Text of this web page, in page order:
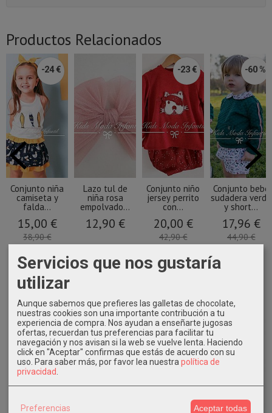
Productos Relacionados
-24 €
Conjunto niña
camiseta y
falda...
15,00 €
38,90 €
Lazo tul de
niña rosa
empolvado...
12,90 €
-23 €
Conjunto niño
jersey perrito
con...
20,00 €
42,90 €
-60 %
Conjunto bebe
sudadera verde
y short...
17,96 €
44,90 €
Servicios que nos gustaría
utilizar
Aunque sabemos que prefieres las galletas de chocolate,
nuestras cookies son una importante contribución a tu
experiencia de compra. Nos ayudan a enseñarte jugosas
ofertas, recuerdan tus preferencias para facilitar tu
navegación y nos avisan si la web se vuelve lenta. Haciendo
click en "Aceptar" confirmas que estás de acuerdo con su
uso. Para saber más, por favor lea nuestra política de
privacidad
Preferencias Aceptar todas